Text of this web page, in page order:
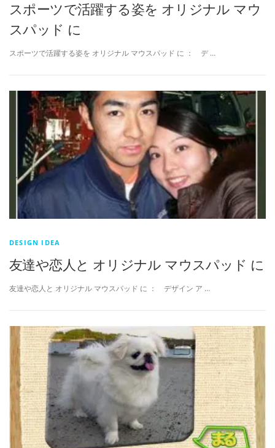
スポーツで活躍する姿を オリジナル マウ
スパッド に
スポーツで活躍する姿を オリジナル マウスパッド に ： デ …
DESIGN IDEA
友達や恋人と オリジナル マウスパッド に
友達や恋人と オリジナル マウスパッド に ： デザイン ア …